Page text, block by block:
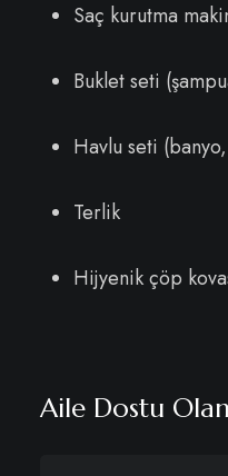
Saç kurutma
Buklet seti
Havlu seti
Terlik
Hijyenik çöp
Aile Dostu